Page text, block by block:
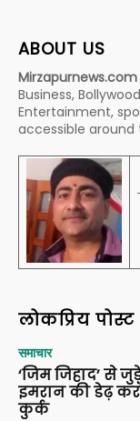
ABOUT US
Mirzapurnews.com
Business,
Entertainment,
accessible around
लोकप्रिय पोस्ट
समाचार
‘जिम जिहाद’ से
इमरान की डेढ़
कुर्क